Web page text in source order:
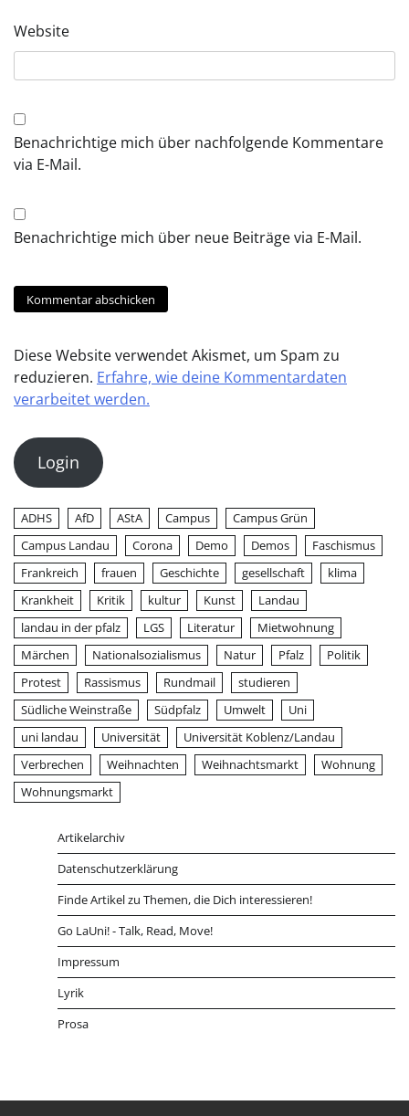
Website
Benachrichtige mich über nachfolgende Kommentare
via E-Mail.
Benachrichtige mich über neue Beiträge via E-Mail.
Diese Website verwendet Akismet, um Spam zu
reduzieren. Erfahre, wie deine Kommentardaten
verarbeitet werden.
Login
ADHS AfD AStA Campus
Campus Grün
Campus Landau
Corona Demo Demos
Faschismus
Frankreich
frauen Geschichte gesellschaft
klima
Krankheit
Kritik kultur Kunst
Landau
landau in der pfalz
LGS Literatur
Mietwohnung
Märchen
Nationalsozialismus Natur Pfalz
Politik
Protest
Rassismus Rundmail
studieren
Südliche Weinstraße
Südpfalz Umwelt
Uni
uni landau
Universität
Universität Koblenz/Landau
Verbrechen
Weihnachten Weihnachtsmarkt
Wohnung
Wohnungsmarkt
Artikelarchiv
Datenschutzerklärung
Finde Artikel zu Themen, die Dich interessieren!
Go LaUni! - Talk, Read, Move!
Impressum
Lyrik
Prosa